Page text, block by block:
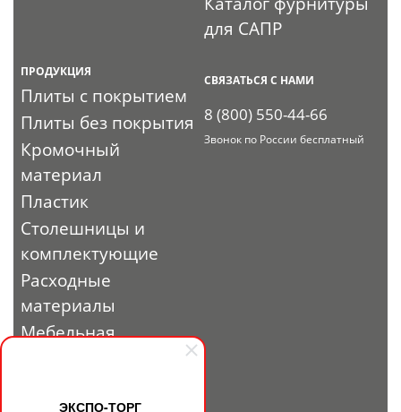
ЭКСПО-ТОРГ
для САПР
ПРОДУКЦИЯ
Плиты с покрытием
Плиты без покрытия
Кромочный
материал
Пластик
Столешницы и
комплектующие
Расходные
материалы
Мебельная
СВЯЗАТЬСЯ С НАМИ
8 (800) 550-44-66
Звонок по России бесплатный